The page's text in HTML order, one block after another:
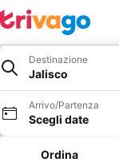
Destinazione
Jalisco
Arrivo/Partenza
Scegli date
Ordina